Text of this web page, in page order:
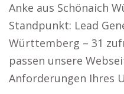
Anke aus Schönaich
Standpunkt: Lead
Württemberg – 31
passen unsere
Anforderungen Ihres